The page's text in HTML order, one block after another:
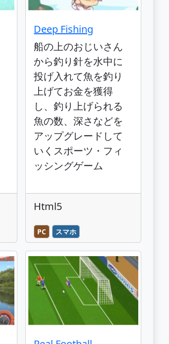
Deep Fishing
船の上のおじいさん
から釣り針を水中に
投げ入れて魚を釣り
上げてお金を獲得
し、釣り上げられる
魚の数、深さなどを
アップグレードして
いくスポーツ・フィ
ッシングゲーム
Html5
PC スマホ